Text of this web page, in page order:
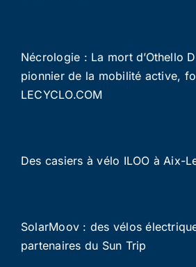
Nécrologie : La mort d’Othello
pionnier de la mobilité active,
LECYCLO.COM
Des casiers à vélo ILOO à Aix-
SolarMoov : des vélos
partenaires du Sun Trip